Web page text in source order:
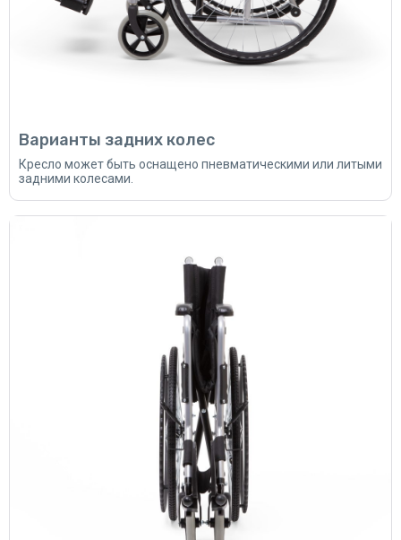
Варианты задних колес
Кресло может быть оснащено пневматическими или литыми
задними колесами.